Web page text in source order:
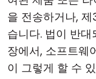
을 전송하거나,
습니다. 법이 반
장에서, 소프트웨
이 그렇게 할 수